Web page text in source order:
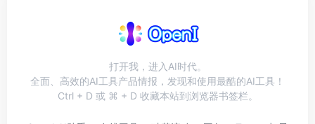
打开我，进入AI时代。
全面、高效的AI工具产品情报，发现和使用最酷的AI工具！
Ctrl + D 或 ⌘ + D 收藏本站到浏览器书签栏。